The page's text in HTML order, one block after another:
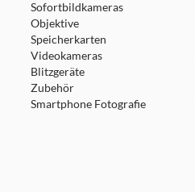
Sofortbildkameras
Objektive
Speicherkarten
Videokameras
Blitzgeräte
Zubehör
Smartphone Fotografie